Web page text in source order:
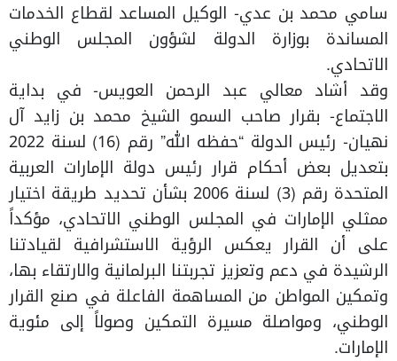
سامي محمد بن عدي- الوكيل المساعد لقطاع الخدمات
المساندة بوزارة الدولة لشؤون المجلس الوطني
الاتحادي.
وقد أشاد معالي عبد الرحمن العويس- في بداية
الاجتماع- بقرار صاحب السمو الشيخ محمد بن زايد آل
نهيان- رئيس الدولة “حفظه الله” رقم (16) لسنة 2022
بتعديل بعض أحكام قرار رئيس دولة الإمارات العربية
المتحدة رقم (3) لسنة 2006 بشأن تحديد طريقة اختيار
ممثلي الإمارات في المجلس الوطني الاتحادي، مؤكداً
على أن القرار يعكس الرؤية الاستشرافية لقيادتنا
الرشيدة في دعم وتعزيز تجربتنا البرلمانية والارتقاء بها،
وتمكين المواطن من المساهمة الفاعلة في صنع القرار
الوطني، ومواصلة مسيرة التمكين وصولاً إلى مئوية
الإمارات.